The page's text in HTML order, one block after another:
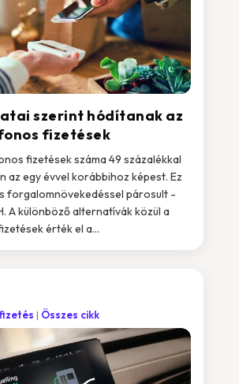
szerint hódítanak az
fizetések
fizetések száma 49 százalékkal
az egy évvel korábbihoz képest. Ez
forgalomnövekedéssel párosult -
A különböző alternatívák közül a
érték el a...
Összes cikk